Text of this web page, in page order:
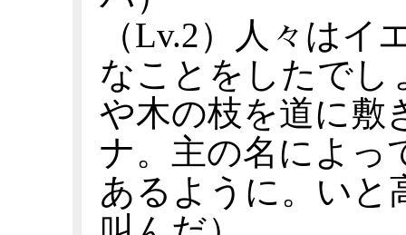
（Lv.2）人々はイ
なことをしたでし
や木の枝を道に敷
ナ。主の名によっ
あるように。いと